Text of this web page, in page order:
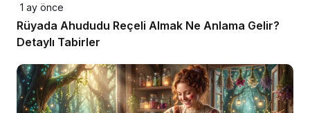
1 ay önce
Rüyada Ahududu Reçeli Almak Ne Anlama Gelir?
Detaylı Tabirler